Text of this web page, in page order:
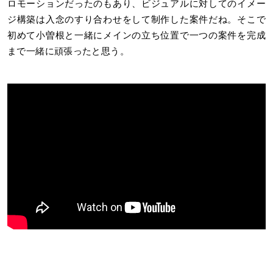
ロモーションだったのもあり、ビジュアルに対してのイメー
ジ構築は入念のすり合わせをして制作した案件だね。そこで
初めて小曽根と一緒にメインの立ち位置で一つの案件を完成
まで一緒に頑張ったと思う。